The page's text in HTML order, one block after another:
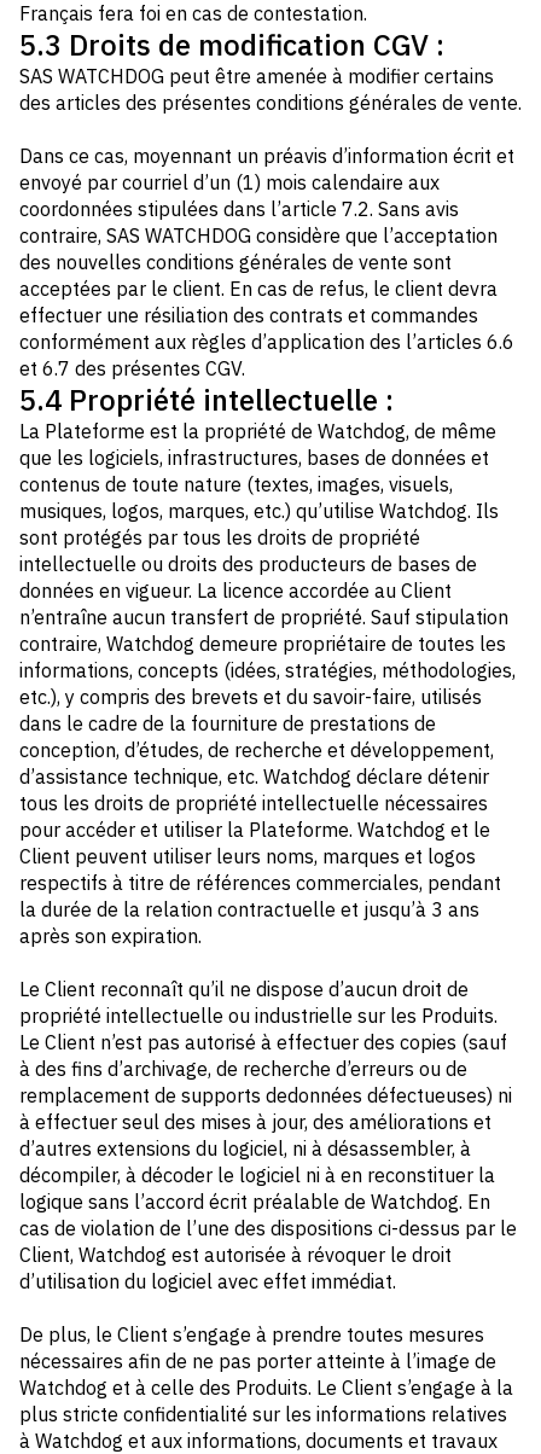
Français fera foi en cas de contestation.
5.3 Droits de modification CGV :
SAS WATCHDOG peut être amenée à modifier certains
des articles des présentes conditions générales de vente.
Dans ce cas, moyennant un préavis d’information écrit et
envoyé par courriel d’un (1) mois calendaire aux
coordonnées stipulées dans l’article 7.2. Sans avis
contraire, SAS WATCHDOG considère que l’acceptation
des nouvelles conditions générales de vente sont
acceptées par le client. En cas de refus, le client devra
effectuer une résiliation des contrats et commandes
conformément aux règles d’application des l’articles 6.6
et 6.7 des présentes CGV.
5.4 Propriété intellectuelle :
La Plateforme est la propriété de Watchdog, de même
que les logiciels, infrastructures, bases de données et
contenus de toute nature (textes, images, visuels,
musiques, logos, marques, etc.) qu’utilise Watchdog. Ils
sont protégés par tous les droits de propriété
intellectuelle ou droits des producteurs de bases de
données en vigueur. La licence accordée au Client
n’entraîne aucun transfert de propriété. Sauf stipulation
contraire, Watchdog demeure propriétaire de toutes les
informations, concepts (idées, stratégies, méthodologies,
etc.), y compris des brevets et du savoir-faire, utilisés
dans le cadre de la fourniture de prestations de
conception, d’études, de recherche et développement,
d’assistance technique, etc. Watchdog déclare détenir
tous les droits de propriété intellectuelle nécessaires
pour accéder et utiliser la Plateforme. Watchdog et le
Client peuvent utiliser leurs noms, marques et logos
respectifs à titre de références commerciales, pendant
la durée de la relation contractuelle et jusqu’à 3 ans
après son expiration.
Le Client reconnaît qu’il ne dispose d’aucun droit de
propriété intellectuelle ou industrielle sur les Produits.
Le Client n’est pas autorisé à effectuer des copies (sauf
à des fins d’archivage, de recherche d’erreurs ou de
remplacement de supports dedonnées défectueuses) ni
à effectuer seul des mises à jour, des améliorations et
d’autres extensions du logiciel, ni à désassembler, à
décompiler, à décoder le logiciel ni à en reconstituer la
logique sans l’accord écrit préalable de Watchdog. En
cas de violation de l’une des dispositions ci-dessus par le
Client, Watchdog est autorisée à révoquer le droit
d’utilisation du logiciel avec effet immédiat.
De plus, le Client s’engage à prendre toutes mesures
nécessaires afin de ne pas porter atteinte à l’image de
Watchdog et à celle des Produits. Le Client s’engage à la
plus stricte confidentialité sur les informations relatives
à Watchdog et aux informations, documents et travaux